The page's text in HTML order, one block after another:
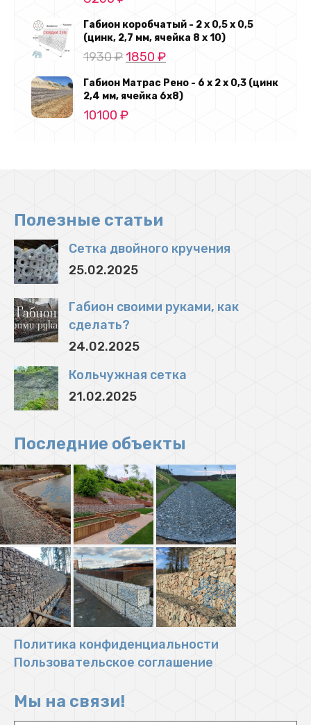
Габион коробчатый - 2 х 0,5 х 0,5
(цинк, 2,7 мм, ячейка 8 х 10)
1930₽ Первоначальная
составляла
1930 ₽.
1850 ₽Текущая
1850 ₽.
Габион Матрас Рено - 6 х 2 х 0,3 (цинк
2,4 мм, ячейка 6х8)
10100 ₽
Полезные статьи
Сетка двойного кручения
25.02.2025
Габион своими руками, как
сделать?
24.02.2025
Кольчужная сетка
21.02.2025
Последние объекты
Политика конфиденциальности
Пользовательское соглашение
Мы на связи!